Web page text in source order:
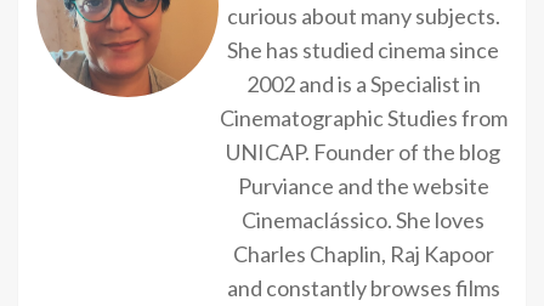
curious about many subjects.
She has studied cinema since
2002 and is a Specialist in
Cinematographic Studies from
UNICAP. Founder of the blog
Purviance and the website
Cinemaclássico. She loves
Charles Chaplin, Raj Kapoor
and constantly browses films